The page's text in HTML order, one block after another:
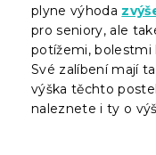
plyne výhoda
pro seniory, ale
potížemi, bolestmi
Své zalíbení mají
výška těchto
naleznete i ty o